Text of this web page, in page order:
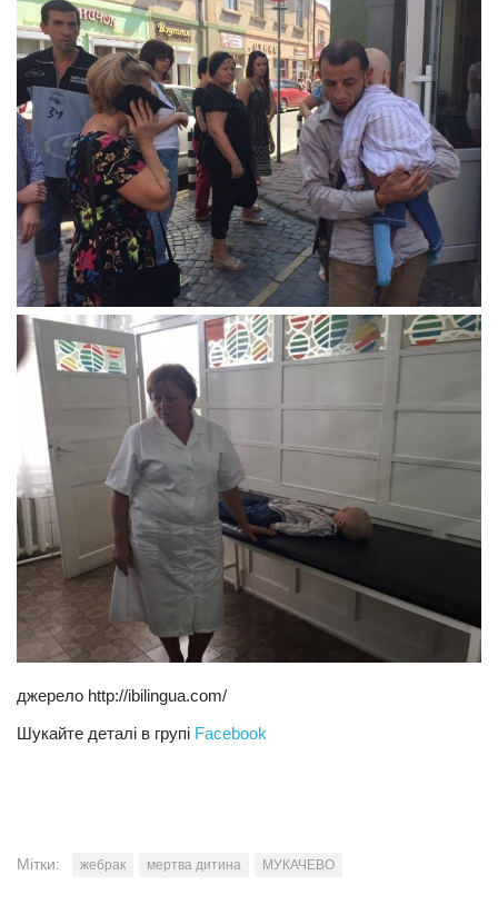
джерело http://ibilingua.com/
Шукайте деталі в групі Facebook
Мітки: жебрак мертва дитина МУКАЧЕВО